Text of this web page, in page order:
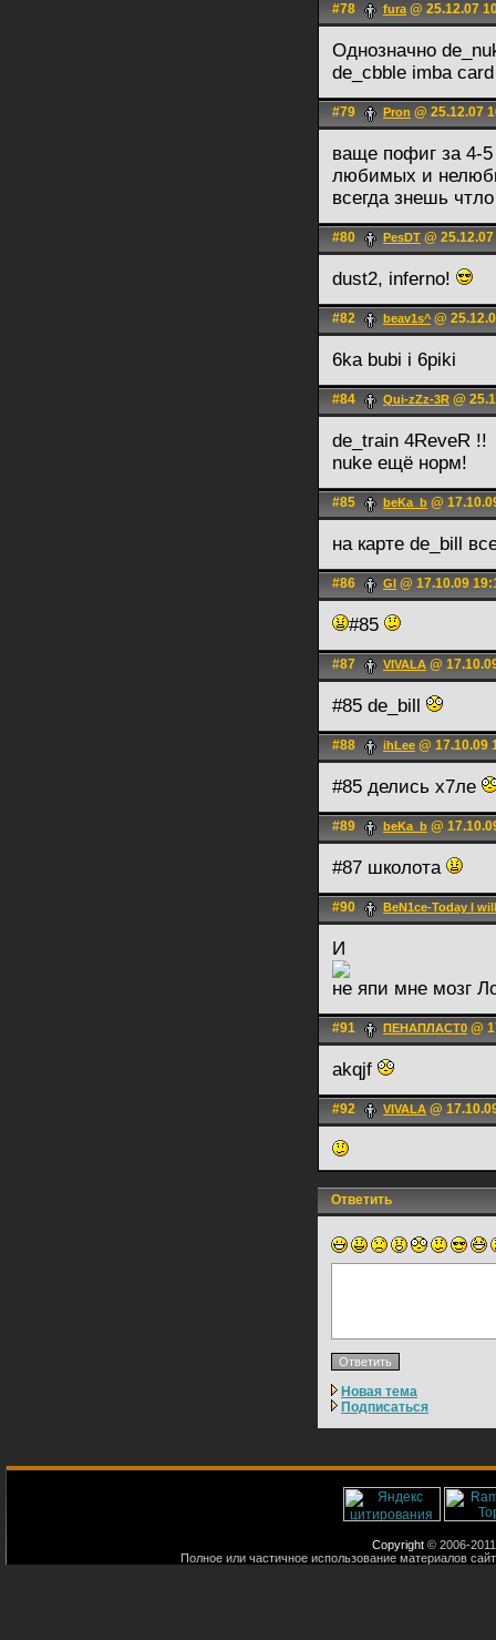
#78 fura@ 25.12.07
Однозначно
de_cbble imba
#79 Pron @ 25.12.07
ваще пофиг за 4-5
любимых и
всегда знешь
#80 PesDT @
dust2, inferno!
#82 beav1s^ @
6ka bubi i 6piki
#84 Qui-zZz-3R @
de_train 4ReveR !!
nuke ещё норм!
#85 beKa_b @
на карте de_bill
#86 Gl @ 17.10.09
#85
#87 VIVALA @
#85 de_bill
#88 ihLee @ 17.10.09
#85 делись х7ле
#89 beKa_b @
#87 школота
#90 BeN1ce-Today I
И
не япи мне мозг
#91 ПЕНАПЛАСТ0 @
akqjf
#92 VIVALA @
Ответить
Новая тема
Подписаться
Copyright © 2006-
Полное или частичное использование материалов